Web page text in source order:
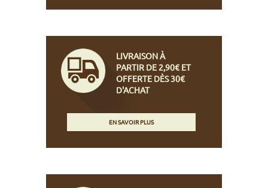
LIVRAISON À
PARTIR DE 2,90€ ET
OFFERTE DÈS 30€
D'ACHAT
EN SAVOIR PLUS